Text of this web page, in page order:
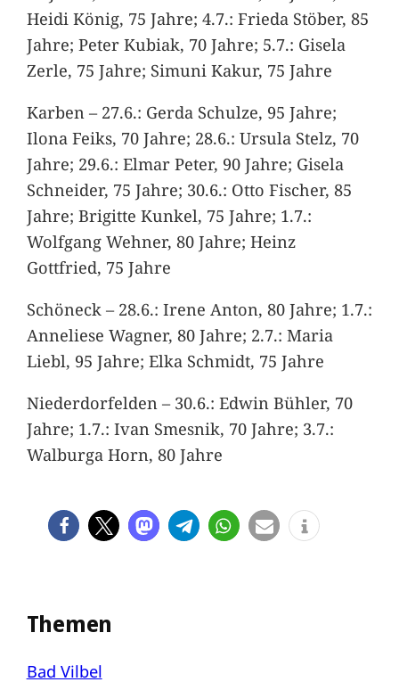
Heidi König, 75 Jahre; 4.7.: Frieda Stöber, 85
Jahre; Peter Kubiak, 70 Jahre; 5.7.: Gisela
Zerle, 75 Jahre; Simuni Kakur, 75 Jahre
Karben – 27.6.: Gerda Schulze, 95 Jahre;
Ilona Feiks, 70 Jahre; 28.6.: Ursula Stelz, 70
Jahre; 29.6.: Elmar Peter, 90 Jahre; Gisela
Schneider, 75 Jahre; 30.6.: Otto Fischer, 85
Jahre; Brigitte Kunkel, 75 Jahre; 1.7.:
Wolfgang Wehner, 80 Jahre; Heinz
Gottfried, 75 Jahre
Schöneck – 28.6.: Irene Anton, 80 Jahre; 1.7.:
Anneliese Wagner, 80 Jahre; 2.7.: Maria
Liebl, 95 Jahre; Elka Schmidt, 75 Jahre
Niederdorfelden – 30.6.: Edwin Bühler, 70
Jahre; 1.7.: Ivan Smesnik, 70 Jahre; 3.7.:
Walburga Horn, 80 Jahre
Themen
Bad Vilbel